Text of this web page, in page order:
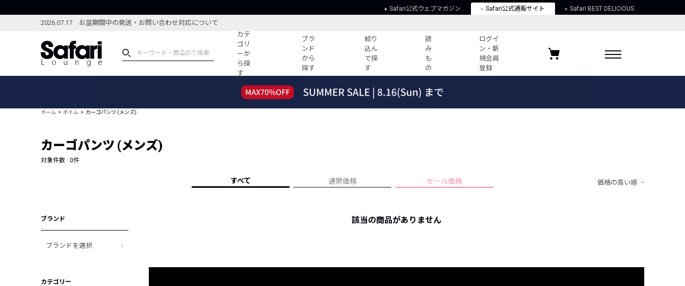
Safari公式ウェブマガジン Safari公式通販サイト Safari BEST DELICIOUS
2026.07.17 お盆期間中の発送・お問い合わせ対応について
カテ
ゴリ
ーか
ら探
す
ブラ
ンド
から
探す
絞り
込ん
で探
す
読
み
も
の
ログイ
ン・新
規会員
登録
ブランドから探す
新着アイテム
編集部のおすすめアイテム
すべての記事
人気記事ランキング
フォーカスブランド
プライバシーポリシー
お気に入りブランド
ホーム ボトム カーゴパンツ (メンズ)
カーゴパンツ (メンズ)
対象件数 : 0件
すべて 通常価格 セール価格 価格の高い順
ブランド
ブランドを選択
カテゴリー
該当の商品がありません